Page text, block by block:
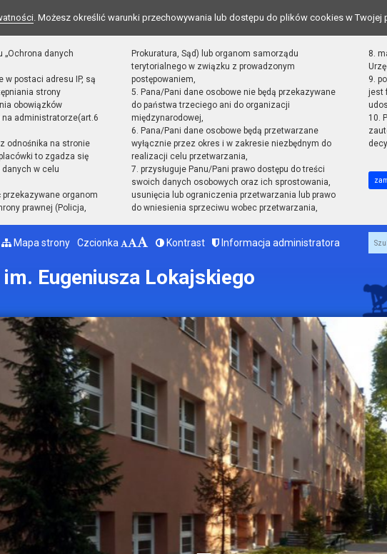
. Możesz określić warunki przechowywania lub dostępu do plików cookies w Twojej
„Ochrona danych
w postaci adresu IP, są
strony
obowiązków
administratorze(art.6
odnośnika na stronie
to zgadza się
danych w celu
przekazywane organom
prawnej (Policja,
Prokuratura, Sąd) lub organom samorządu
terytorialnego w związku z prowadzonym
postępowaniem,
5. Pana/Pani dane osobowe nie będą przekazywane
do państwa trzeciego ani do organizacji
międzynarodowej,
6. Pana/Pani dane osobowe będą przetwarzane
wyłącznie przez okres i w zakresie niezbędnym do
realizacji celu przetwarzania,
7. przysługuje Panu/Pani prawo dostępu do treści
swoich danych osobowych oraz ich sprostowania,
usunięcia lub ograniczenia przetwarzania lub prawo
do wniesienia sprzeciwu wobec przetwarzania,
8.
9.
jest
10.
Mapa strony Czcionka Kontrast Informacja administratora
Eugeniusza Lokajskiego